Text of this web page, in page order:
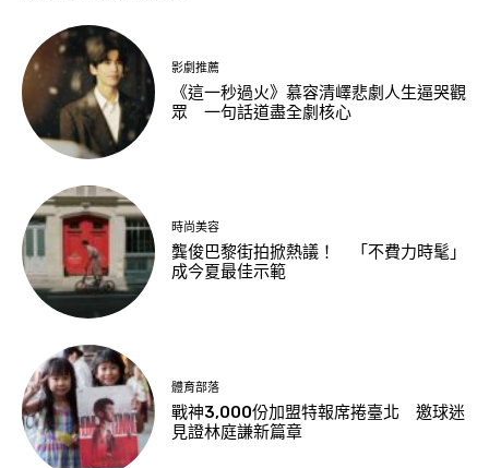
影劇推薦
《這一秒過火》慕容清嶧悲劇人生逼哭觀
眾 一句話道盡全劇核心
時尚美容
龔俊巴黎街拍掀熱議！ 「不費力時髦」
成今夏最佳示範
體育部落
戰神3,000份加盟特報席捲臺北 邀球迷
見證林庭謙新篇章